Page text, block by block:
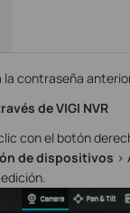
la contraseña
de VIGI NVR
con el botón
de dispositivos >